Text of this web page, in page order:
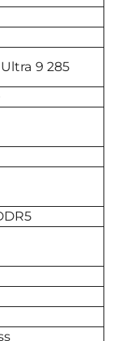
9 285